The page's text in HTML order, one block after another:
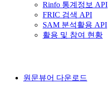
Rinfo 통계정보 API
FRIC 검색 API
SAM 분석활용 API
활용 및 참여 현황
원문뷰어 다운로드